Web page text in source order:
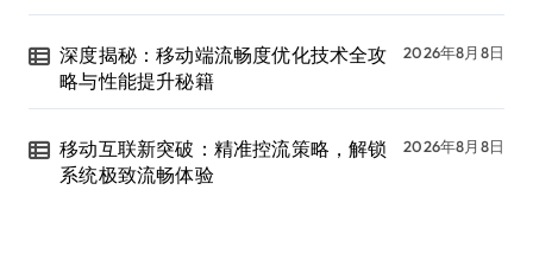
深度揭秘：移动端流畅度优化技术全攻
略与性能提升秘籍
2026年8月8日
移动互联新突破：精准控流策略，解锁
系统极致流畅体验
2026年8月8日